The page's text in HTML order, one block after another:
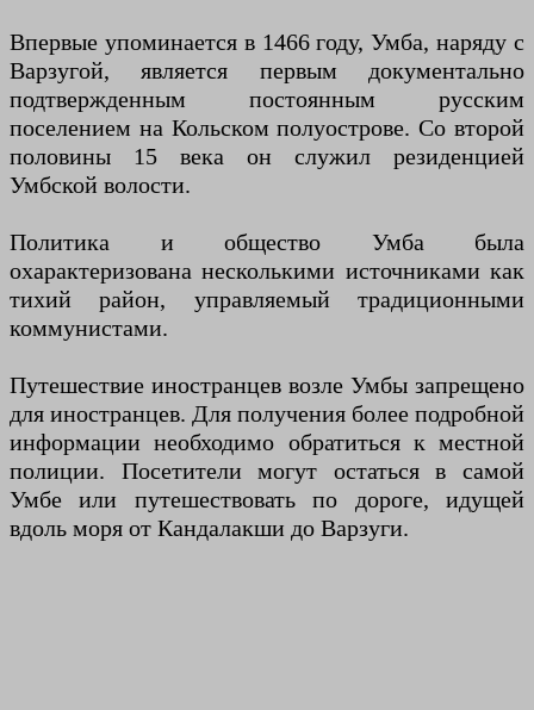
Впервые упоминается в 1466 году, Умба, наряду с
Варзугой, является первым документально
подтвержденным постоянным русским
поселением на Кольском полуострове. Со второй
половины 15 века он служил резиденцией
Умбской волости.
Политика и общество Умба была
охарактеризована несколькими источниками как
тихий район, управляемый традиционными
коммунистами.
Путешествие иностранцев возле Умбы запрещено
для иностранцев. Для получения более подробной
информации необходимо обратиться к местной
полиции. Посетители могут остаться в самой
Умбе или путешествовать по дороге, идущей
вдоль моря от Кандалакши до Варзуги.